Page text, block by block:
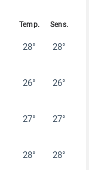
28° 28°
26° 26°
27° 27°
28° 28°